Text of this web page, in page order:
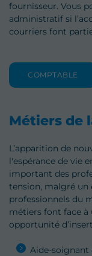
fournisseur. Vous
administratif si
courriers font
COMPTABLE
Métiers de
L’apparition de
l'espérance de vie
important des
tension, malgré un
professionnels du
métiers font face à
opportunité
Aide-soignant